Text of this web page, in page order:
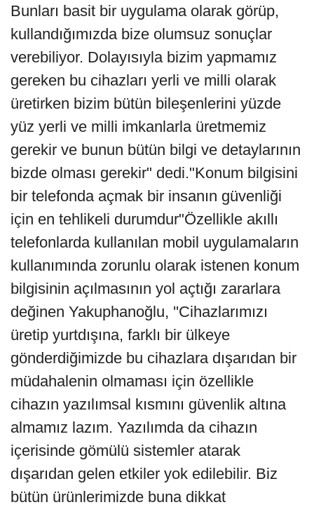
Bunları basit bir uygulama olarak görüp,
kullandığımızda bize olumsuz sonuçlar
verebiliyor. Dolayısıyla bizim yapmamız
gereken bu cihazları yerli ve milli olarak
üretirken bizim bütün bileşenlerini yüzde
yüz yerli ve milli imkanlarla üretmemiz
gerekir ve bunun bütün bilgi ve detaylarının
bizde olması gerekir" dedi."Konum bilgisini
bir telefonda açmak bir insanın güvenliği
için en tehlikeli durumdur"Özellikle akıllı
telefonlarda kullanılan mobil uygulamaların
kullanımında zorunlu olarak istenen konum
bilgisinin açılmasının yol açtığı zararlara
değinen Yakuphanoğlu, ''Cihazlarımızı
üretip yurtdışına, farklı bir ülkeye
gönderdiğimizde bu cihazlara dışarıdan bir
müdahalenin olmaması için özellikle
cihazın yazılımsal kısmını güvenlik altına
almamız lazım. Yazılımda da cihazın
içerisinde gömülü sistemler atarak
dışarıdan gelen etkiler yok edilebilir. Biz
bütün ürünlerimizde buna dikkat